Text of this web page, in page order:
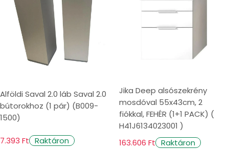
Alföldi Saval 2.0 láb Saval 2.0
bútorokhoz (1 pár) (B009-
1500)
7.393 Ft Raktáron
Jika Deep alsószekrény
mosdóval 55x43cm, 2
fiókkal, FEHÉR (1+1 PACK) (
H41J6134023001 )
163.606 Ft Raktáron